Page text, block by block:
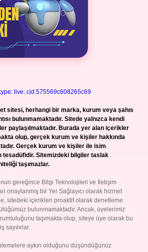
live:.cid.575569c608265c69
sitesi, herhangi bir marka, kurum veya şahıs
bulunmamaktadır. Sitede yalnızca kendi
paylaşılmaktadır. Burada yer alan içerikler
olup, gerçek kurum ve kişiler hakkında
Gerçek kurum ve kişiler ile isim
tesadüfidir. Sitemizdeki bilgiler taslak
taşımazlar.
gereğince Bilgi Teknolojileri ve İletişim
onaylanmış bir Yer Sağlayıcı olarak hizmet
sitedeki içerikleri proaktif olarak denetleme
bulunmamaktadır. Ancak, üyelerimiz
taşımakta olup, siteye üye olarak bu
sayılırlar.
aykırı olduğunu düşündüğünüz